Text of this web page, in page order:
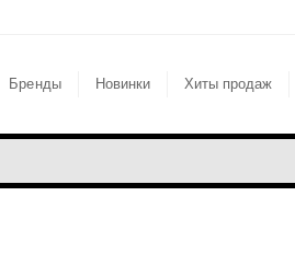
Бренды Новинки Хиты продаж